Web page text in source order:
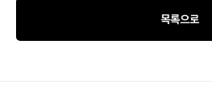
목록으로